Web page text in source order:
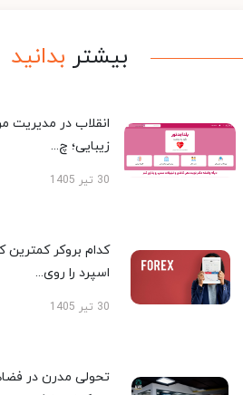
بیشتر بدانید
انقلاب در مدیریت
زیبایی؛ چ...
30 تیر 1405
کدام بروکر
اسپرد را روی...
30 تیر 1405
تحولی مدرن در